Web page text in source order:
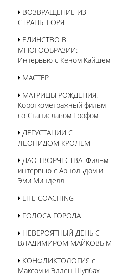
ВОЗВРАЩЕНИЕ ИЗ
СТРАНЫ ГОРЯ
ЕДИНСТВО В
МНОГООБРАЗИИ:
Интервью с Кеном Кайшем
МАСТЕР
МАТРИЦЫ РОЖДЕНИЯ.
Короткометражный фильм
со Станиславом Грофом
ДЕГУСТАЦИИ С
ЛЕОНИДОМ КРОЛЕМ
ДАО ТВОРЧЕСТВА. Фильм-
интервью с Арнольдом и
Эми Минделл
LIFE COACHING
ГОЛОСА ГОРОДА
НЕВЕРОЯТНЫЙ ДЕНЬ С
ВЛАДИМИРОМ МАЙКОВЫМ
КОНФЛИКТОЛОГИЯ с
Максом и Эллен Шупбах